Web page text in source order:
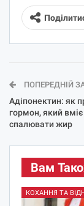
ПОПЕРЕДНІЙ
Адіпонектин: як
гормон, який вміє
спалювати жир
Вам